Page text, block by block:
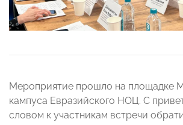
Мероприятие прошло на площадке
кампуса Евразийского НОЦ. С
словом к участникам встречи